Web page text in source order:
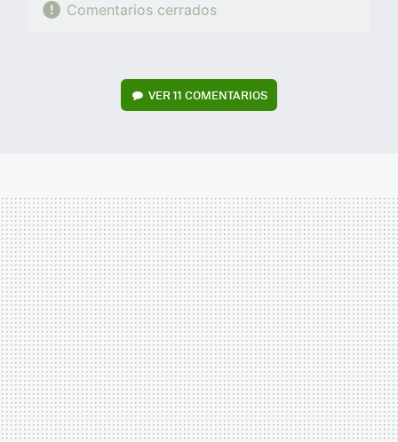
Comentarios cerrados
VER11 COMENTARIOS